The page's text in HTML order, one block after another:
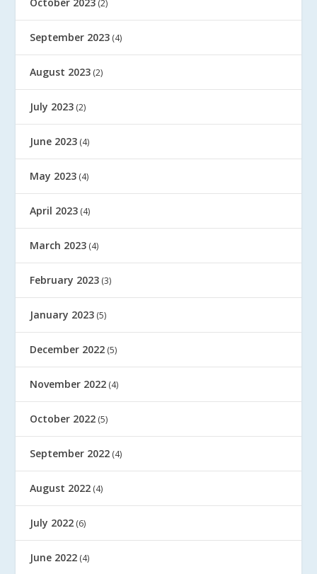
(2)
September 2023 (4)
August 2023 (2)
July 2023 (2)
June 2023 (4)
May 2023 (4)
April 2023 (4)
March 2023 (4)
February 2023 (3)
January 2023 (5)
December 2022 (5)
November 2022 (4)
October 2022 (5)
September 2022 (4)
August 2022 (4)
July 2022 (6)
June 2022 (4)